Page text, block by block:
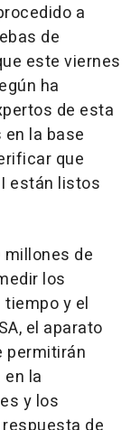
a
de
este viernes
ha
de esta
la base
que
están listos
millones de
los
y el
el aparato
permitirán
la
y los